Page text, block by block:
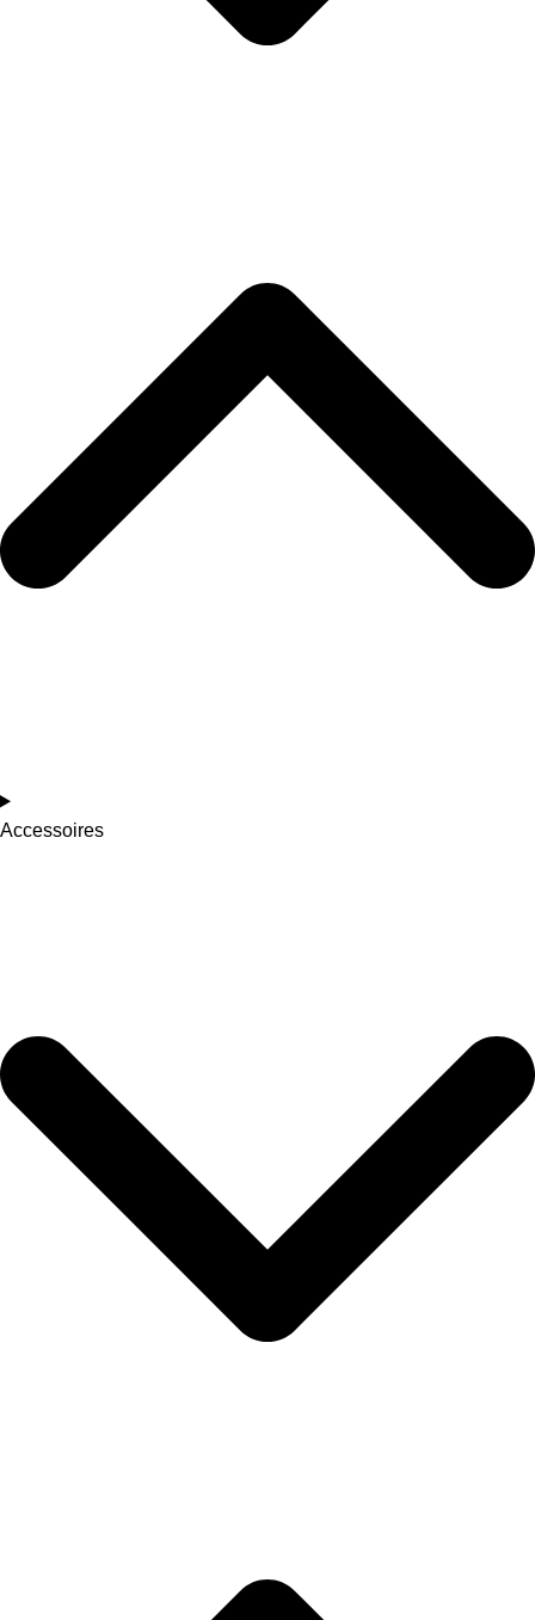
Accessoires